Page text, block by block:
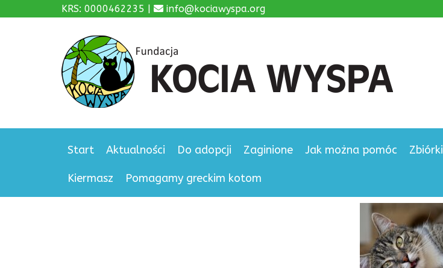
KRS: 0000462235 | info@kociawyspa.org
Start Aktualności Do adopcji Zaginione Jak można pomóc Zbiórki
Kiermasz Pomagamy greckim kotom